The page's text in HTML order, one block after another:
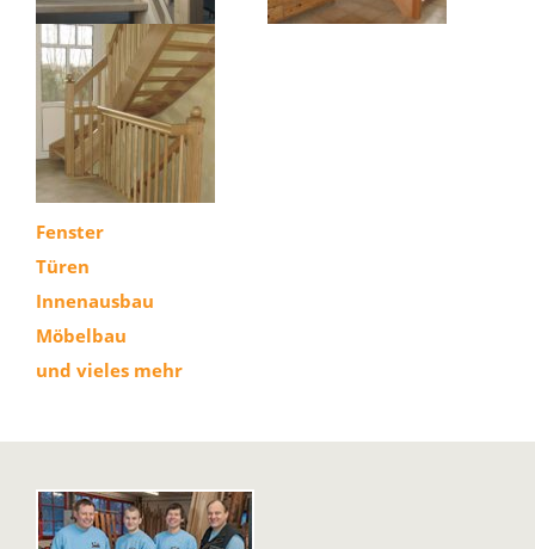
Fenster
Türen
Innenausbau
Möbelbau
und vieles mehr